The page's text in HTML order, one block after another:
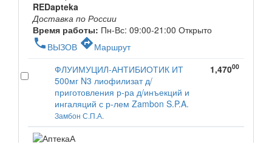
REDapteka
Доставка по России
Время работы: Пн-Вс: 09:00-21:00 Открыто
phone ВЫЗОВ directionsМаршрут
ФЛУИМУЦИЛ-АНТИБИОТИК ИТ
500мг N3 лиофилизат д/
приготовления р-ра д/инъекций и
ингаляций с р-лем Zambon S.P.A.
Замбон С.П.А.
1,47000